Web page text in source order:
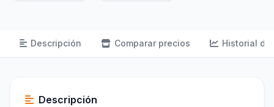
Descripción Comparar precios Historial de
Descripción